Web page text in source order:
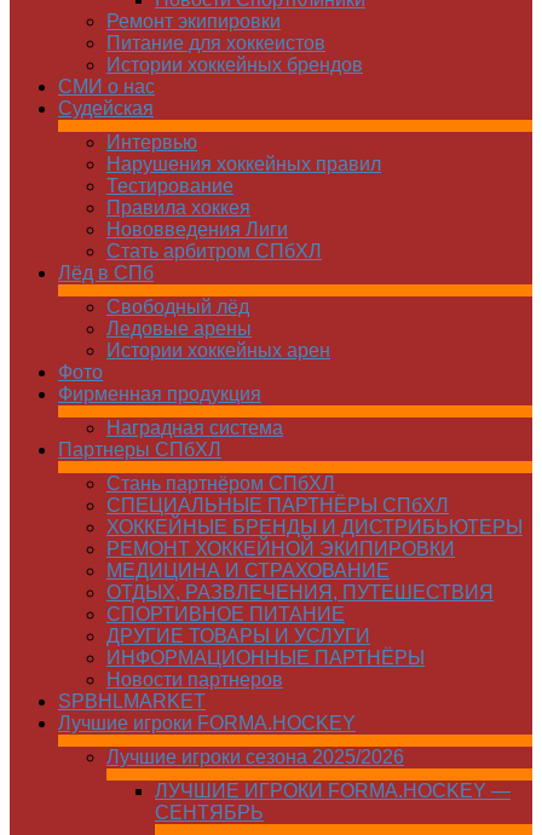
Ремонт экипировки
Питание для хоккеистов
Истории хоккейных брендов
СМИ о нас
Судейская
Интервью
Нарушения хоккейных правил
Тестирование
Правила хоккея
Нововведения Лиги
Стать арбитром СПбХЛ
Лёд в СПб
Свободный лёд
Ледовые арены
Истории хоккейных арен
Фото
Фирменная продукция
Наградная система
Партнеры СПбХЛ
Стань партнёром СПбХЛ
СПЕЦИАЛЬНЫЕ ПАРТНЁРЫ СПбХЛ
ХОККЕЙНЫЕ БРЕНДЫ И ДИСТРИБЬЮТЕРЫ
РЕМОНТ ХОККЕЙНОЙ ЭКИПИРОВКИ
МЕДИЦИНА И СТРАХОВАНИЕ
ОТДЫХ, РАЗВЛЕЧЕНИЯ, ПУТЕШЕСТВИЯ
СПОРТИВНОЕ ПИТАНИЕ
ДРУГИЕ ТОВАРЫ И УСЛУГИ
ИНФОРМАЦИОННЫЕ ПАРТНЁРЫ
Новости партнеров
SPBHLMARKET
Лучшие игроки FORMA.HOCKEY
Лучшие игроки сезона 2025/2026
ЛУЧШИЕ ИГРОКИ FORMA.HOCKEY —
СЕНТЯБРЬ